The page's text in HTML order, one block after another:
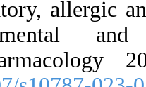
C on
an